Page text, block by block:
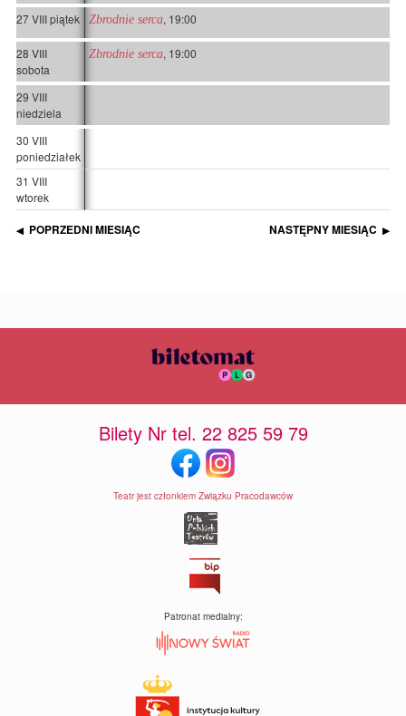
27 VIII piątek
Zbrodnie serca, 19:00
28 VIII
sobota
Zbrodnie serca, 19:00
29 VIII
niedziela
30 VIII
poniedziałek
31 VIII
wtorek
◀ POPRZEDNI MIESIĄC NASTĘPNY MIESIĄC ▶
Bilety Nr tel. 22 825 59 79
Teatr jest członkiem Związku Pracodawców
Patronat medialny: